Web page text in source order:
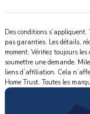
Des conditions
pas garanties. Les détails,
moment. Vérifiez toujours
soumettre une demande.
liens d’affiliation. Cela
Home Trust. Toutes les